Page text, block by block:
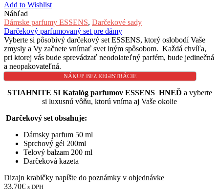
Add to Wishlist
Náhľad
Dámske parfumy ESSENS, Darčekové sady
Darčekový parfumovaný set pre dámy
Vyberte si pôsobivý darčekový set ESSENS, ktorý oslobodí Vaše
zmysly a Vy začnete vnímať svet iným spôsobom. Každá chvíľa,
pri ktorej vás bude sprevádzať neodolateľný parfém, bude jedinečná
a neopakovateľná.
NÁKUP BEZ REGISTRÁCIE
STIAHNITE SI Katalóg parfumov ESSENS HNEĎ a vyberte
si luxusnú vôňu, ktorú vníma aj Vaše okolie
Darčekový set obsahuje:
Dámsky parfum 50 ml
Sprchový gél 200ml
Telový balzam 200 ml
Darčeková kazeta
Dizajn krabičky napíšte do poznámky v objednávke
33.70€ s DPH